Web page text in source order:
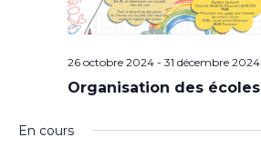
26 octobre 2024- 31 décembre 2024
Organisation des écoles
En cours